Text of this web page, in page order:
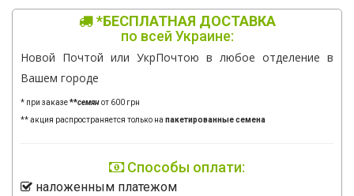
*БЕСПЛАТНАЯ ДОСТАВКА
по всей Украине:
Новой Почтой или УкрПочтою в любое отделение в
Вашем городе
* при заказе**семянот 600 грн
** акция распространяется только на пакетированные семена
Способы оплати:
наложенным платежом